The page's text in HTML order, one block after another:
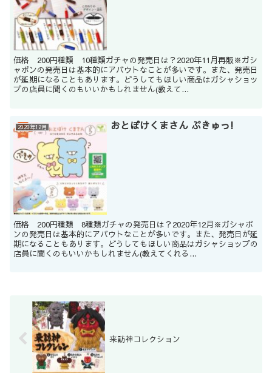
価格 200円種類 10種類ガチャの発売日は？2020年11月再販※ガシ
ャポンの発売日は基本的にアバウトなことが多いです。また、発売日
が延期になることもあります。どうしてもほしい商品はガシャショッ
プの店員に聞くのもいいかもしれません(教えて...
2020年12月 おとぼけくまさん ぷきゅっ!
価格 200円種類 8種類ガチャの発売日は？2020年12月※ガシャポ
ンの発売日は基本的にアバウトなことが多いです。また、発売日が延
期になることもあります。どうしてもほしい商品はガシャショップの
店員に聞くのもいいかもしれません(教えてくれる...
来訪神コレクション